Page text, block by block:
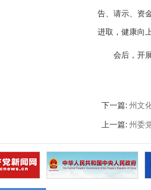
告、请示、资
进取，健康向
会后，开
下一篇: 州文
上一篇: 州委